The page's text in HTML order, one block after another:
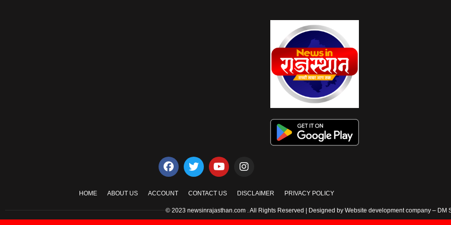
HOME ABOUT US ACCOUNT CONTACT US DISCLAIMER PRIVACY POLICY
© 2023 newsinrajasthan.com . All Rights Reserved | Designed by Website development company – DM